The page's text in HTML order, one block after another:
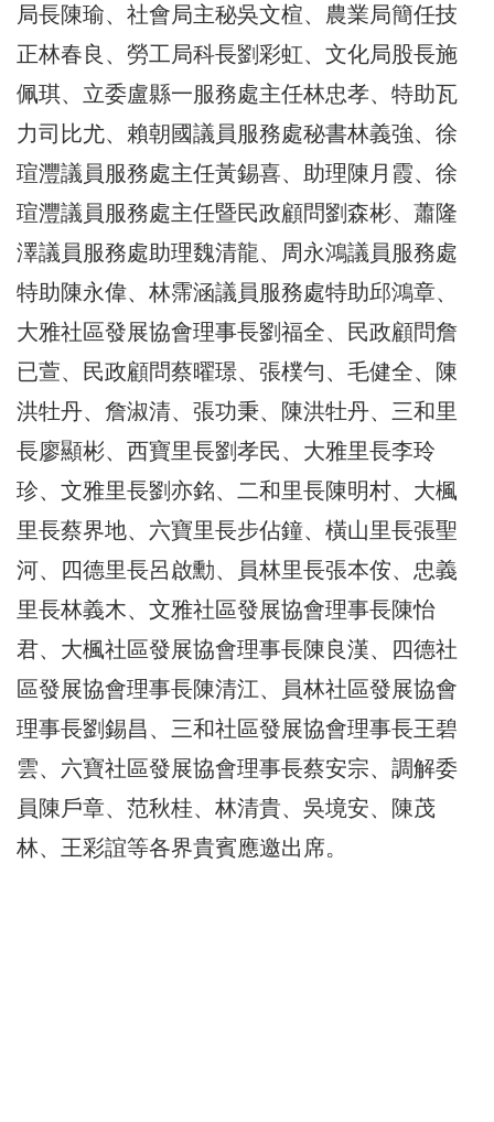
局長陳瑜、社會局主秘吳文楦、農業局簡任技
正林春良、勞工局科長劉彩虹、文化局股長施
佩琪、立委盧縣一服務處主任林忠孝、特助瓦
力司比尤、賴朝國議員服務處秘書林義強、徐
瑄灃議員服務處主任黃錫喜、助理陳月霞、徐
瑄灃議員服務處主任暨民政顧問劉森彬、蕭隆
澤議員服務處助理魏清龍、周永鴻議員服務處
特助陳永偉、林霈涵議員服務處特助邱鴻章、
大雅社區發展協會理事長劉福全、民政顧問詹
已萱、民政顧問蔡曜璟、張樸勻、毛健全、陳
洪牡丹、詹淑清、張功秉、陳洪牡丹、三和里
長廖顯彬、西寶里長劉孝民、大雅里長李玲
珍、文雅里長劉亦銘、二和里長陳明村、大楓
里長蔡界地、六寶里長步佔鐘、橫山里長張聖
河、四德里長呂啟勳、員林里長張本侒、忠義
里長林義木、文雅社區發展協會理事長陳怡
君、大楓社區發展協會理事長陳良漢、四德社
區發展協會理事長陳清江、員林社區發展協會
理事長劉錫昌、三和社區發展協會理事長王碧
雲、六寶社區發展協會理事長蔡安宗、調解委
員陳戶章、范秋桂、林清貴、吳境安、陳茂
林、王彩誼等各界貴賓應邀出席。